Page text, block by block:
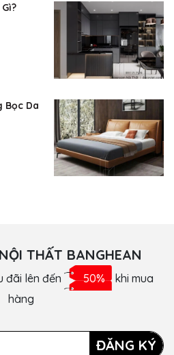
Bọc Da
THẤT BANGHEAN
đãi lên đến 50% khi mua
hàng
ĐĂNG KÝ